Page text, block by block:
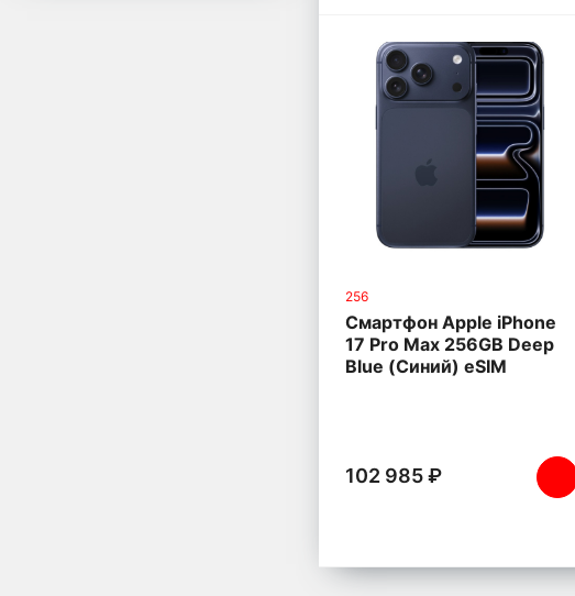
256
Смартфон Apple iPhone
17 Pro Max 256GB Deep
Blue (Синий) eSIM
102 985 ₽